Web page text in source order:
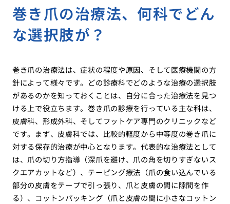
巻き爪の治療法、何科でどん
な選択肢が？
巻き爪の治療法は、症状の程度や原因、そして医療機関の方
針によって様々です。どの診療科でどのような治療の選択肢
があるのかを知っておくことは、自分に合った治療法を見つ
ける上で役立ちます。巻き爪の診療を行っている主な科は、
皮膚科、形成外科、そしてフットケア専門のクリニックなど
です。まず、皮膚科では、比較的軽度から中等度の巻き爪に
対する保存的治療が中心となります。代表的な治療法として
は、爪の切り方指導（深爪を避け、爪の角を切りすぎないス
クエアカットなど）、テーピング療法（爪の食い込んでいる
部分の皮膚をテープで引っ張り、爪と皮膚の間に隙間を作
る）、コットンパッキング（爪と皮膚の間に小さなコットン